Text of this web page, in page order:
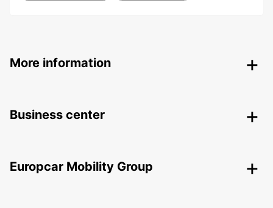
More information
Business center
Europcar Mobility Group